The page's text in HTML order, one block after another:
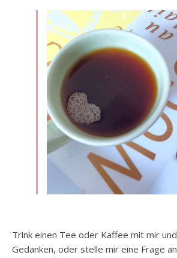
Trink einen Tee oder Kaffee mit mir
Gedanken, oder stelle mir eine Frage